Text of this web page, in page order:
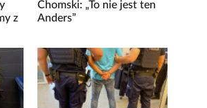
z
Chomski: „To nie jest ten
Anders”